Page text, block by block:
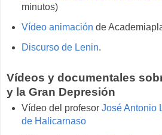
minutos)
Vídeo animación de
Discurso de Lenin.
Vídeos y documentales
y la Gran Depresión
Vídeo del profesorJosé Antonio
de Halicarnaso